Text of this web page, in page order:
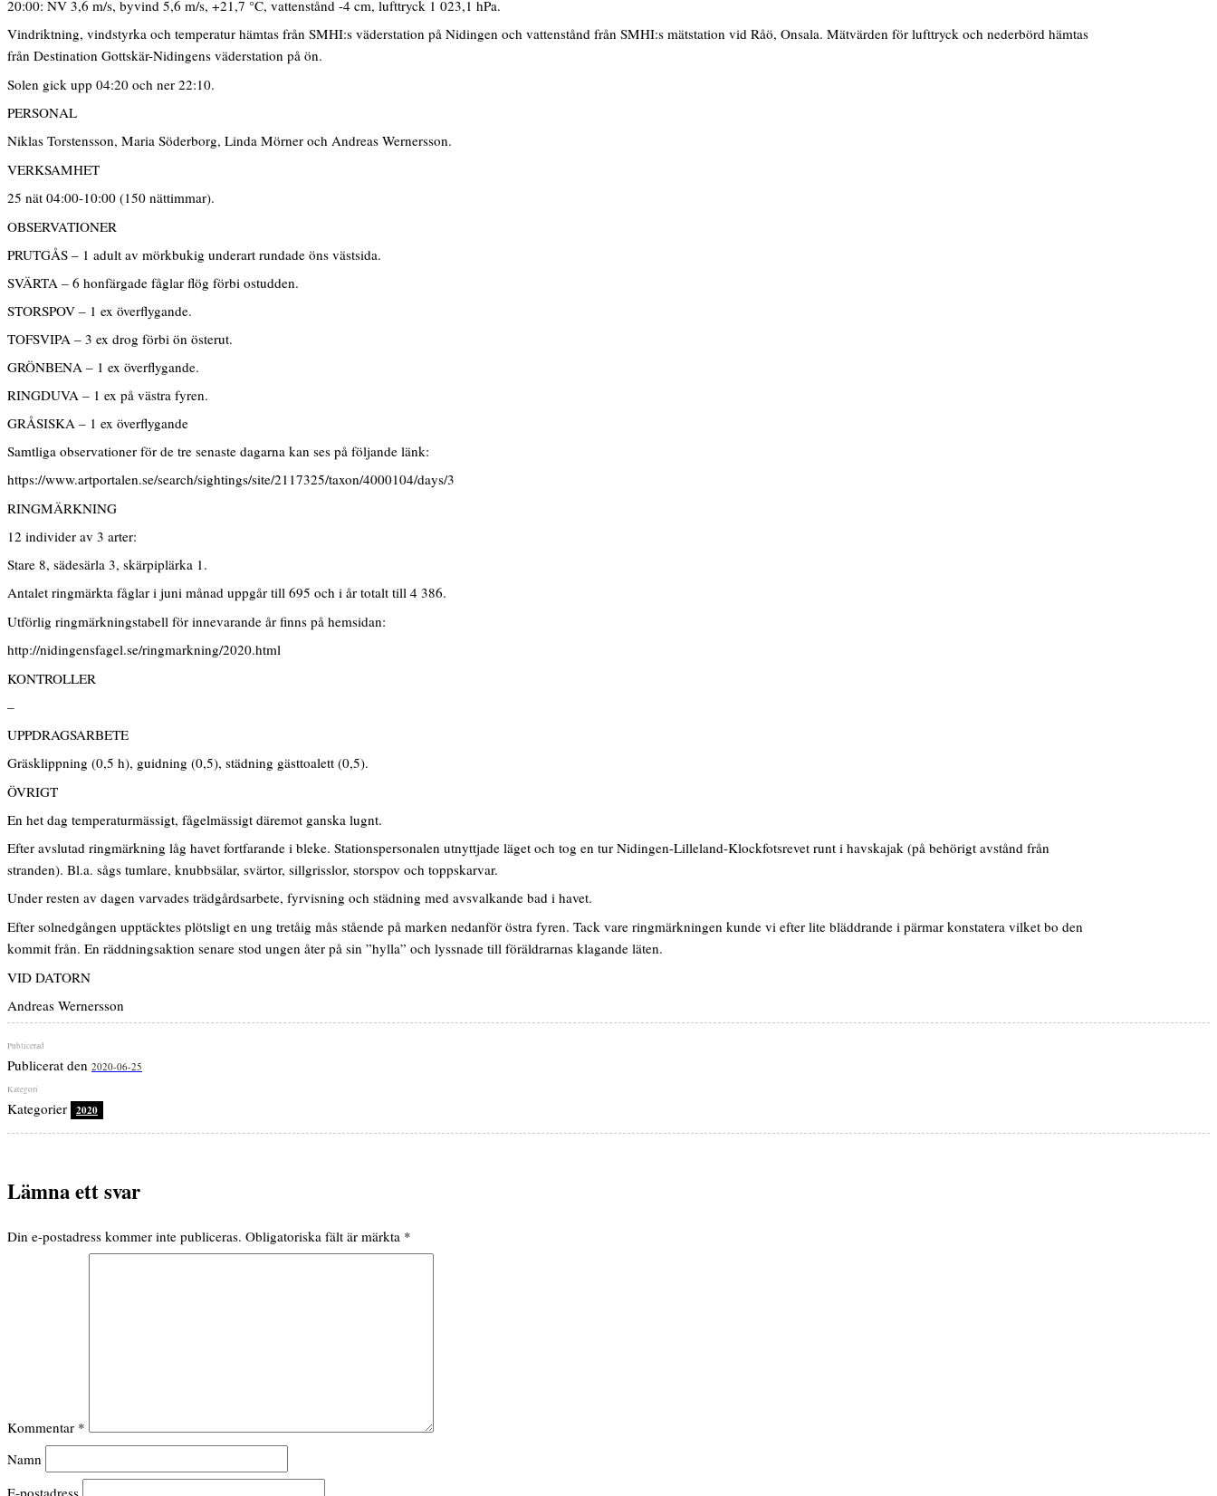
20:00: NV 3,6 m/s, byvind 5,6 m/s, +21,7 °C, vattenstånd -4 cm, lufttryck 1 023,1 hPa.
Vindriktning, vindstyrka och temperatur hämtas från SMHI:s väderstation på Nidingen och vattenstånd från SMHI:s mätstation vid Råö, Onsala. Mätvärden för lufttryck och nederbörd hämtas
från Destination Gottskär-Nidingens väderstation på ön.
Solen gick upp 04:20 och ner 22:10.
PERSONAL
Niklas Torstensson, Maria Söderborg, Linda Mörner och Andreas Wernersson.
VERKSAMHET
25 nät 04:00-10:00 (150 nättimmar).
OBSERVATIONER
PRUTGÅS – 1 adult av mörkbukig underart rundade öns västsida.
SVÄRTA – 6 honfärgade fåglar flög förbi ostudden.
STORSPOV – 1 ex överflygande.
TOFSVIPA – 3 ex drog förbi ön österut.
GRÖNBENA – 1 ex överflygande.
RINGDUVA – 1 ex på västra fyren.
GRÅSISKA – 1 ex överflygande
Samtliga observationer för de tre senaste dagarna kan ses på följande länk:
https://www.artportalen.se/search/sightings/site/2117325/taxon/4000104/days/3
RINGMÄRKNING
12 individer av 3 arter:
Stare 8, sädesärla 3, skärpiplärka 1.
Antalet ringmärkta fåglar i juni månad uppgår till 695 och i år totalt till 4 386.
Utförlig ringmärkningstabell för innevarande år finns på hemsidan:
http://nidingensfagel.se/ringmarkning/2020.html
KONTROLLER
–
UPPDRAGSARBETE
Gräsklippning (0,5 h), guidning (0,5), städning gästtoalett (0,5).
ÖVRIGT
En het dag temperaturmässigt, fågelmässigt däremot ganska lugnt.
Efter avslutad ringmärkning låg havet fortfarande i bleke. Stationspersonalen utnyttjade läget och tog en tur Nidingen-Lilleland-Klockfotsrevet runt i havskajak (på behörigt avstånd från
stranden). Bl.a. sågs tumlare, knubbsälar, svärtor, sillgrisslor, storspov och toppskarvar.
Under resten av dagen varvades trädgårdsarbete, fyrvisning och städning med avsvalkande bad i havet.
Efter solnedgången upptäcktes plötsligt en ung tretåig mås stående på marken nedanför östra fyren. Tack vare ringmärkningen kunde vi efter lite bläddrande i pärmar konstatera vilket bo den
kommit från. En räddningsaktion senare stod ungen åter på sin ”hylla” och lyssnade till föräldrarnas klagande läten.
VID DATORN
Andreas Wernersson
Publicerat den 2020-06-25
Kategorier 2020
Lämna ett svar
Din e-postadress kommer inte publiceras. Obligatoriska fält är märkta *
Kommentar *
Namn